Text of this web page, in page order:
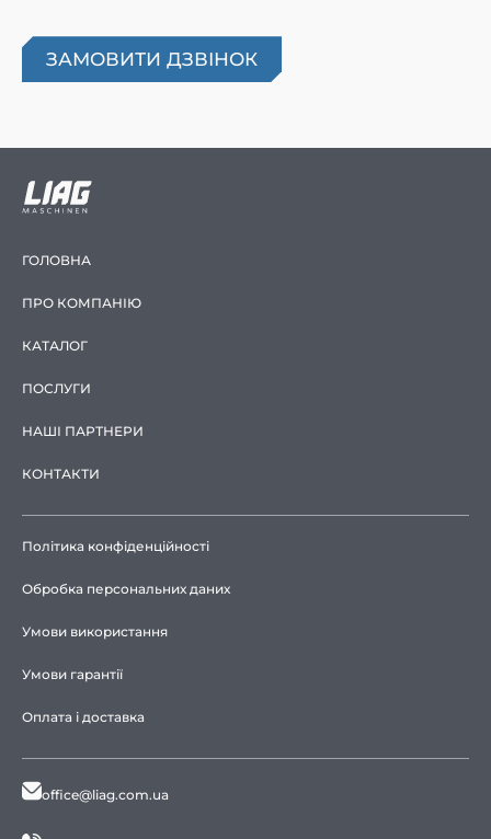
ГОЛОВНА
ПРО КОМПАНІЮ
КАТАЛОГ
ПОСЛУГИ
НАШІ ПАРТНЕРИ
КОНТАКТИ
Політика конфіденційності
Обробка персональних даних
Умови використання
Умови гарантії
Оплата і доставка
office@liag.com.ua